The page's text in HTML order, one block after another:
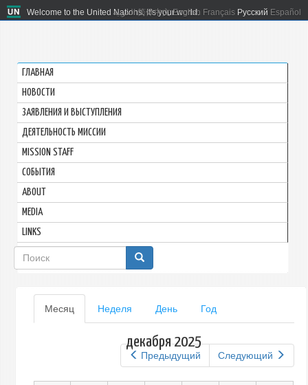
Welcome to the United Nations. It's your world.
العربية 简体中文 English Français Русский Español
ГЛАВНАЯ
HОВОСТИ
ЗАЯВЛЕНИЯ И ВЫСТУПЛЕНИЯ
ДЕЯТЕЛЬНОСТЬ МИССИИ
MISSION STAFF
СОБЫТИЯ
ABOUT
MEDIA
LINKS
Форма
поиска
Главные
вкладки
Месяц (активная
вкладка)
Неделя День Год
Предыдущий Следующий
декабря 2025